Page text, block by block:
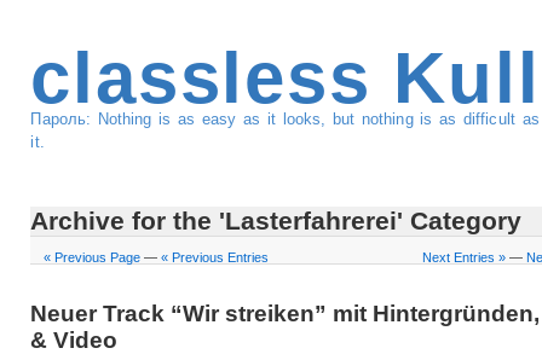
classless
Пароль: Nothing is as easy as it looks, but nothing is as difficult
it.
Archive for the 'Lasterfahrerei' Category
« Previous Page —« Previous Entries Next Entries »—
Neuer Track “Wir streiken” mit
& Video